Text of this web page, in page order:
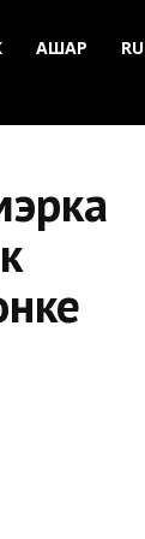
АШАР RU